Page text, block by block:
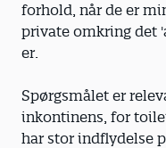
forhold, når de er
private omkring det
er.
Spørgsmålet er
inkontinens, for
har stor indflydelse